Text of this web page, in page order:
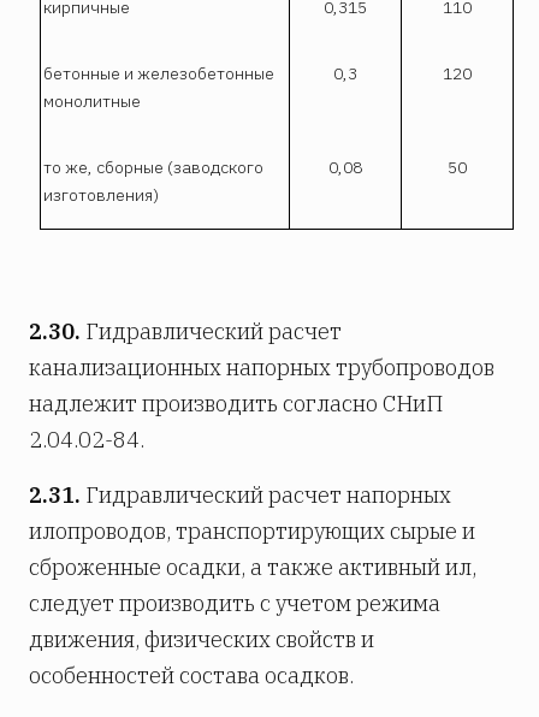
кирпичные 0,315 110
бетонные и железобетонные
монолитные
0,3 120
то же, сборные (заводского
изготовления)
0,08 50
2.30. Гидравлический расчет
канализационных напорных трубопроводов
надлежит производить согласно СНиП
2.04.02-84.
2.31. Гидравлический расчет напорных
илопроводов, транспортирующих сырые и
сброженные осадки, а также активный ил,
следует производить с учетом режима
движения, физических свойств и
особенностей состава осадков.